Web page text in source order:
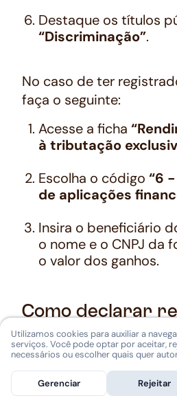
Destaque os títulos
“Discriminação”.
No caso de ter
faça o seguinte:
Acesse a ficha
à tributação
Escolha o código “6
de aplicações
Insira o beneficiário
o nome e o CNPJ da
o valor dos ganhos.
Como declarar
no Imposto de
O processo de saber
investimentos no
Utilizamos cookies para auxiliar a
serviços. Você pode optar por aceitar,
necessários ou escolher quais quer
Gerenciar Rejeitar